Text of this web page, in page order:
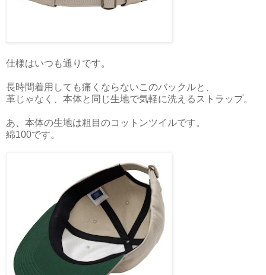
仕様はいつも通りです。
長時間着用しても痛くならないこのバックルと、
革じゃなく、本体と同じ生地で気軽に洗えるストラップ。
あ、本体の生地は粗目のコットンツイルです。
綿100です。